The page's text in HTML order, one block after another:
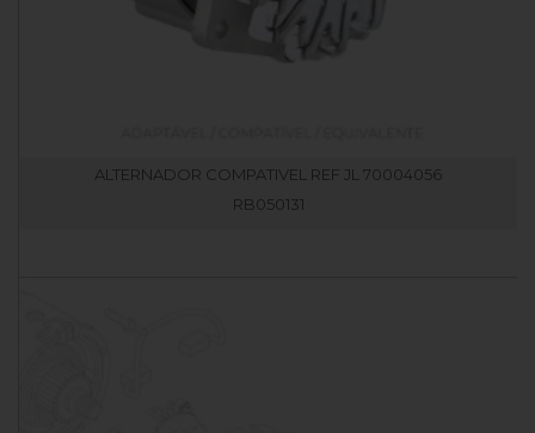
ALTERNADOR COMPATIVEL REF JL 70004056
RB050131